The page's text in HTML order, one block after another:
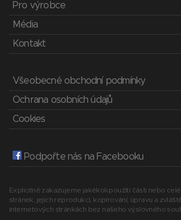
Pro výrobce
Média
Kontakt
Všeobecné obchodní podmínky
Ochrana osobních údajů
Cookies
Podpořte nás na Facebooku
Explicitně zakazujeme jakékoli použití části nebo
stránek, jejich reprodukci, kopírování, úpravu a
internetových stránkách bez našeho výslovného